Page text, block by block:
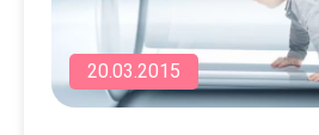
20.03.2015